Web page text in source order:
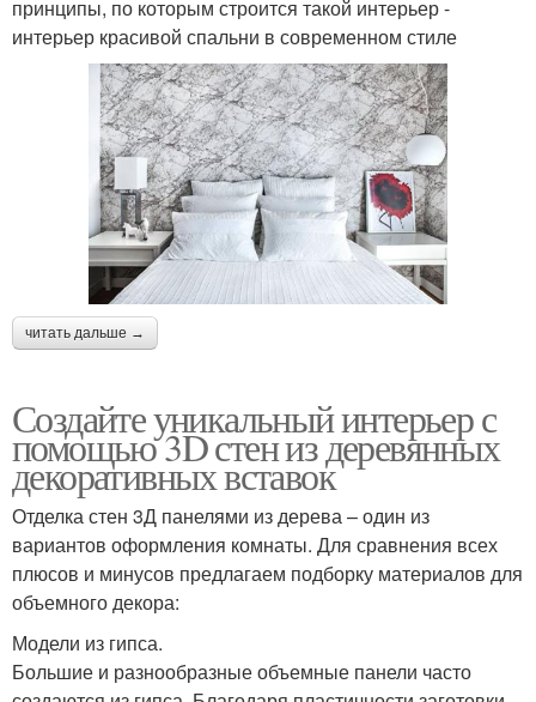
принципы, по которым строится такой интерьер -
интерьер красивой спальни в современном стиле
читать дальше →
Создайте уникальный интерьер с
помощью 3D стен из деревянных
декоративных вставок
Отделка стен 3Д панелями из дерева – один из
вариантов оформления комнаты. Для сравнения всех
плюсов и минусов предлагаем подборку материалов для
объемного декора:
Модели из гипса.
Большие и разнообразные объемные панели часто